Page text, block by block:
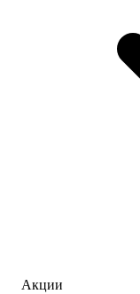
Акции